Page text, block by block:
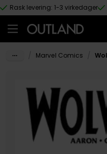
Hopp til hovedinnhold
Rask levering: 1-3 virkedager
Marvel Comics